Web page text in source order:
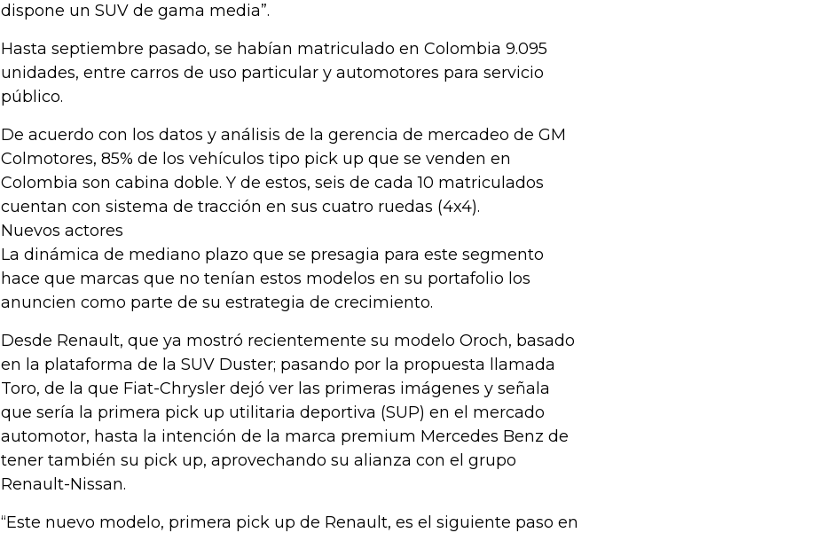
dispone un SUV de gama media”.
Hasta septiembre pasado, se habían matriculado en Colombia 9.095
unidades, entre carros de uso particular y automotores para servicio
público.
De acuerdo con los datos y análisis de la gerencia de mercadeo de GM
Colmotores, 85% de los vehículos tipo pick up que se venden en
Colombia son cabina doble. Y de estos, seis de cada 10 matriculados
cuentan con sistema de tracción en sus cuatro ruedas (4x4).
Nuevos actores
La dinámica de mediano plazo que se presagia para este segmento
hace que marcas que no tenían estos modelos en su portafolio los
anuncien como parte de su estrategia de crecimiento.
Desde Renault, que ya mostró recientemente su modelo Oroch, basado
en la plataforma de la SUV Duster; pasando por la propuesta llamada
Toro, de la que Fiat-Chrysler dejó ver las primeras imágenes y señala
que sería la primera pick up utilitaria deportiva (SUP) en el mercado
automotor, hasta la intención de la marca premium Mercedes Benz de
tener también su pick up, aprovechando su alianza con el grupo
Renault-Nissan.
“Este nuevo modelo, primera pick up de Renault, es el siguiente paso en